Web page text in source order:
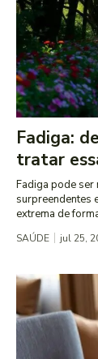
Fadiga:
tratar
Fadiga pode ser
surpreendentes
extrema de
SAÚDE jul 25,